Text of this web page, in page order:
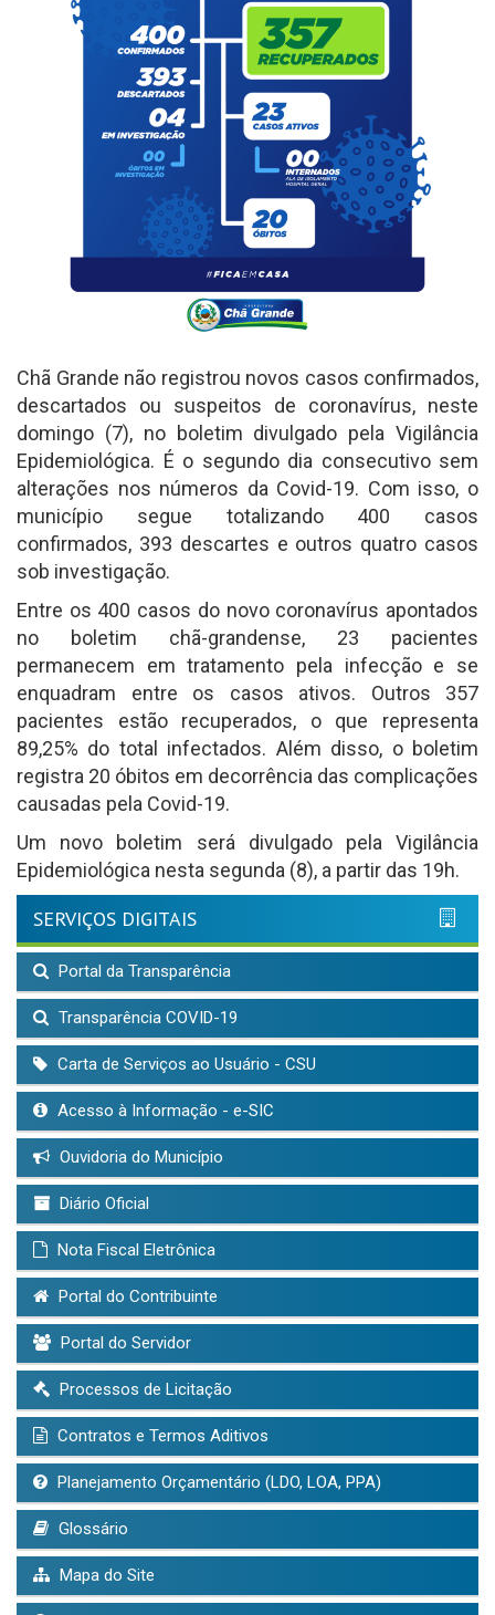
Chã Grande não registrou novos casos confirmados,
descartados ou suspeitos de coronavírus, neste
domingo (7), no boletim divulgado pela Vigilância
Epidemiológica. É o segundo dia consecutivo sem
alterações nos números da Covid-19. Com isso, o
município segue totalizando 400 casos
confirmados, 393 descartes e outros quatro casos
sob investigação.
Entre os 400 casos do novo coronavírus apontados
no boletim chã-grandense, 23 pacientes
permanecem em tratamento pela infecção e se
enquadram entre os casos ativos. Outros 357
pacientes estão recuperados, o que representa
89,25% do total infectados. Além disso, o boletim
registra 20 óbitos em decorrência das complicações
causadas pela Covid-19.
Um novo boletim será divulgado pela Vigilância
Epidemiológica nesta segunda (8), a partir das 19h.
SERVIÇOS DIGITAIS
Portal da Transparência
Transparência COVID-19
Carta de Serviços ao Usuário - CSU
Acesso à Informação - e-SIC
Ouvidoria do Município
Diário Oficial
Nota Fiscal Eletrônica
Portal do Contribuinte
Portal do Servidor
Processos de Licitação
Contratos e Termos Aditivos
Planejamento Orçamentário (LDO, LOA, PPA)
Glossário
Mapa do Site